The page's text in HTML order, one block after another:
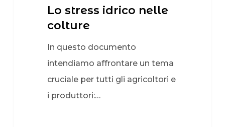
Lo stress idrico nelle
colture
In questo documento
intendiamo affrontare un tema
cruciale per tutti gli agricoltori e
i produttori:…